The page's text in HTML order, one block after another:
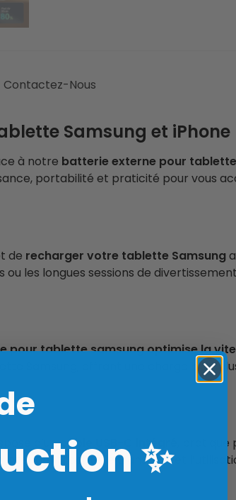
Contactez-Nous
Samsung et iPhone
à notre batterie externe pour
portabilité et praticité pour vous
de recharger votre tablette Samsung
les longues sessions de
pour tablette samsungoptimise la
Samsung, offrant une charge bien
d’uncâble USB-C intégré
,
facilite le transport et
✨